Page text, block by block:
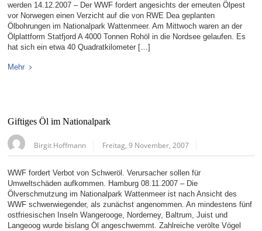
werden 14.12.2007 – Der WWF fordert angesichts der erneuten Ölpest
vor Norwegen einen Verzicht auf die von RWE Dea geplanten
Ölbohrungen im Nationalpark Wattenmeer. Am Mittwoch waren an der
Ölplattform Statfjord A 4000 Tonnen Rohöl in die Nordsee gelaufen. Es
hat sich ein etwa 40 Quadratkilometer […]
Mehr
Giftiges Öl im Nationalpark
Birgit Hoffmann Freitag, 9 November, 2007
WWF fordert Verbot von Schweröl. Verursacher sollen für
Umweltschäden aufkommen. Hamburg 08.11.2007 – Die
Ölverschmutzung im Nationalpark Wattenmeer ist nach Ansicht des
WWF schwerwiegender, als zunächst angenommen. An mindestens fünf
ostfriesischen Inseln Wangerooge, Norderney, Baltrum, Juist und
Langeoog wurde bislang Öl angeschwemmt. Zahlreiche verölte Vögel